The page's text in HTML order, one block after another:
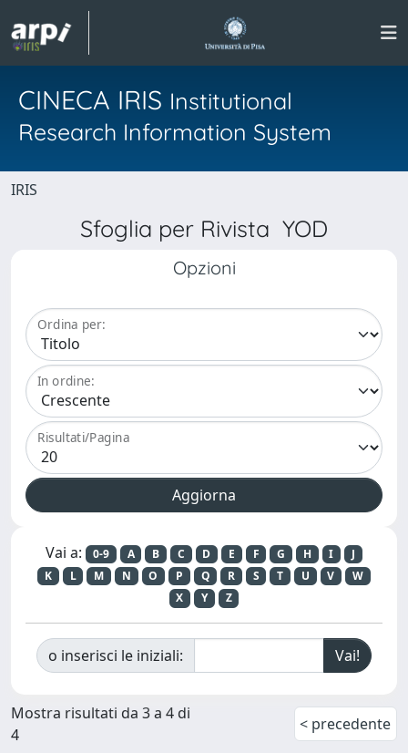
CINECA IRIS Institutional
Research Information System
IRIS
Sfoglia per Rivista YOD
Opzioni
Ordina per:
In ordine:
Risultati/Pagina
Vai a: 0-9 A B C D E F G H I
J
K
L M N O P Q R S T U V
W
X
Y Z
o inserisci le iniziali:
Mostra risultati da 3 a 4 di
4
< precedente